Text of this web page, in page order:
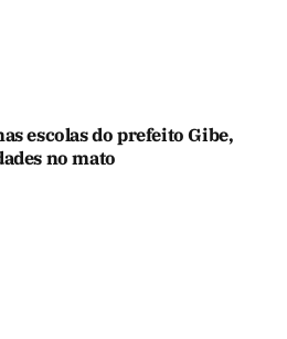
escolas do prefeito Gibe,
no mato